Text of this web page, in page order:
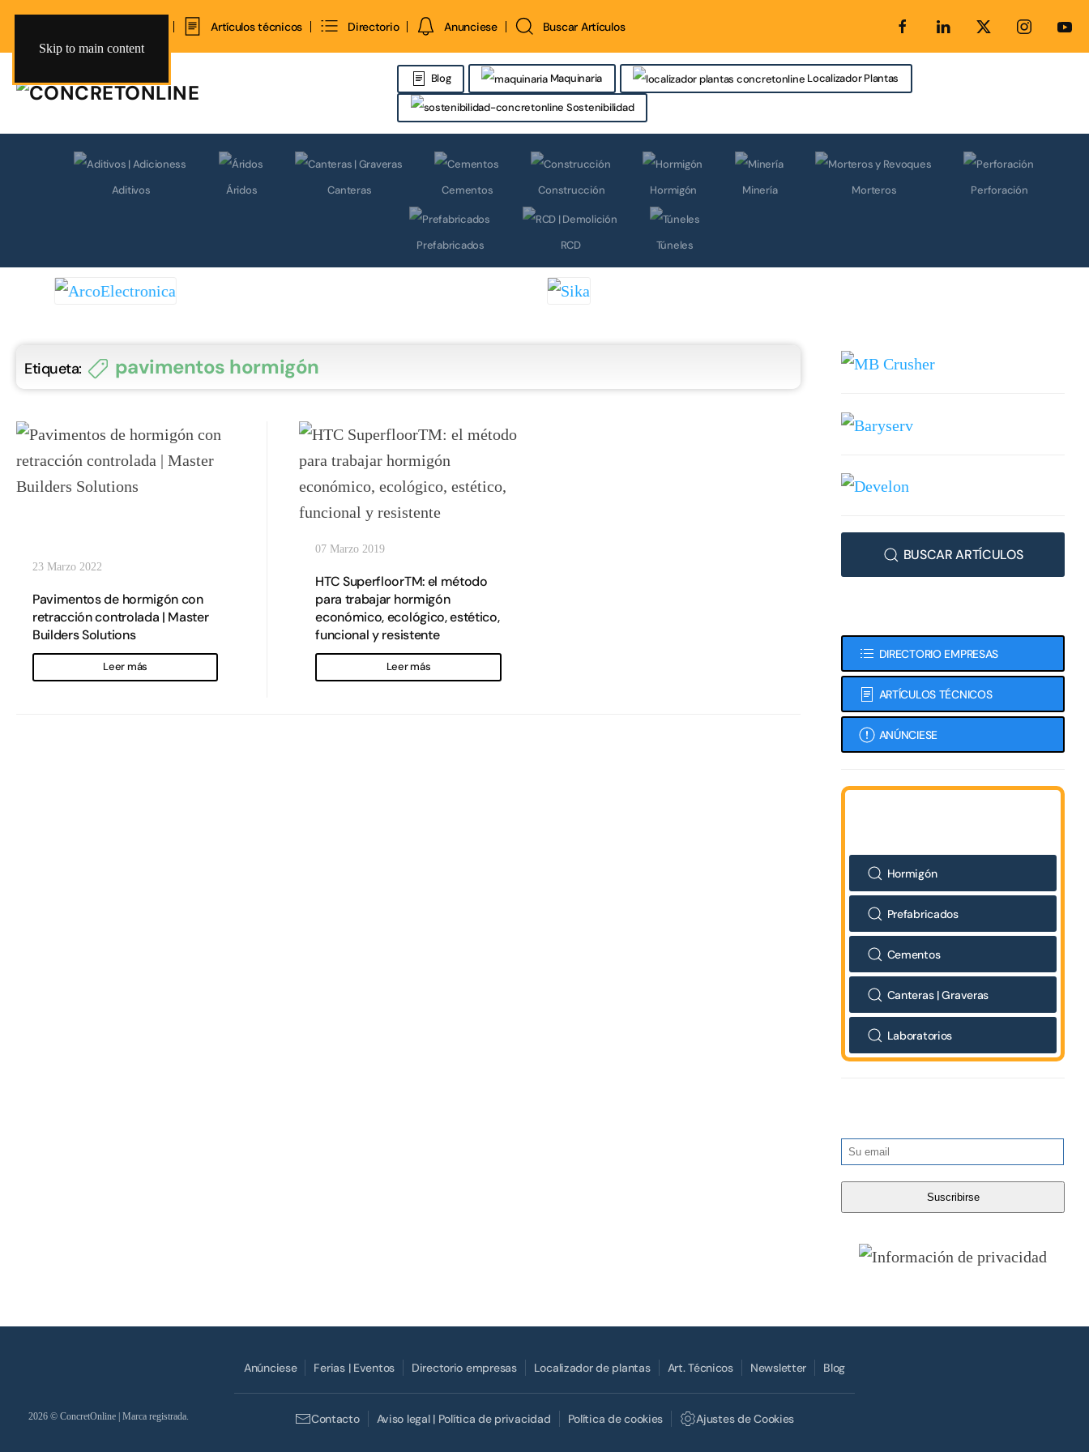
Skip to main content
Artículos técnicos Directorio Anunciese Buscar Artículos
Blog Maquinaria Localizador Plantas
Sostenibilidad
Aditivos Áridos Canteras Cementos Construcción Hormigón Minería Morteros Perforación
Prefabricados RCD Túneles
Etiqueta: pavimentos hormigón
23 Marzo 2022
Pavimentos de hormigón con
retracción controlada | Master
Builders Solutions
Leer más
07 Marzo 2019
HTC SuperfloorTM: el método
para trabajar hormigón
económico, ecológico, estético,
funcional y resistente
Leer más
BUSCAR ARTÍCULOS
DIRECTORIO EMPRESAS
ARTÍCULOS TÉCNICOS
ANÚNCIESE
Hormigón
Prefabricados
Cementos
Canteras | Graveras
Laboratorios
2026 © ConcretOnline | Marca registrada.
Anúnciese Ferias | Eventos Directorio empresas Localizador de plantas Art. Técnicos Newsletter Blog
Contacto Aviso legal | Política de privacidad Política de cookies Ajustes de Cookies